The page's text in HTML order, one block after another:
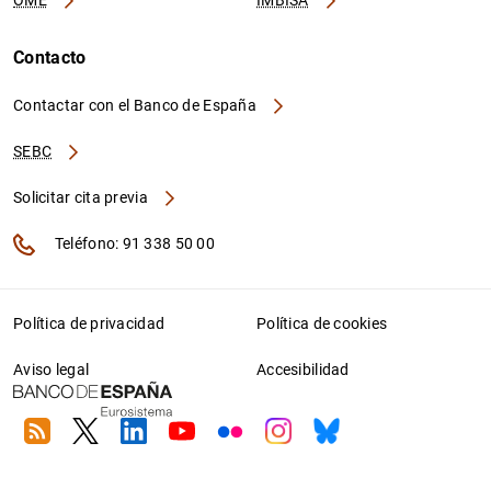
Contacto
Contactar con el Banco de España
SEBC
Solicitar cita previa
Teléfono: 91 338 50 00
Política de privacidad Política de cookies
Aviso legal Accesibilidad
RSS TwitterLinkedin
YoutubeFlickrInstagram
Bluesky